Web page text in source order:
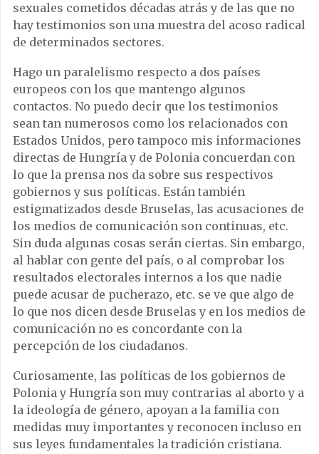
sexuales cometidos décadas atrás y de las que no
hay testimonios son una muestra del acoso radical
de determinados sectores.
Hago un paralelismo respecto a dos países
europeos con los que mantengo algunos
contactos. No puedo decir que los testimonios
sean tan numerosos como los relacionados con
Estados Unidos, pero tampoco mis informaciones
directas de Hungría y de Polonia concuerdan con
lo que la prensa nos da sobre sus respectivos
gobiernos y sus políticas. Están también
estigmatizados desde Bruselas, las acusaciones de
los medios de comunicación son continuas, etc.
Sin duda algunas cosas serán ciertas. Sin embargo,
al hablar con gente del país, o al comprobar los
resultados electorales internos a los que nadie
puede acusar de pucherazo, etc. se ve que algo de
lo que nos dicen desde Bruselas y en los medios de
comunicación no es concordante con la
percepción de los ciudadanos.
Curiosamente, las políticas de los gobiernos de
Polonia y Hungría son muy contrarias al aborto y a
la ideología de género, apoyan a la familia con
medidas muy importantes y reconocen incluso en
sus leyes fundamentales la tradición cristiana.